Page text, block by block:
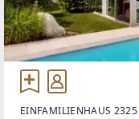
EINFAMILIENHAUS